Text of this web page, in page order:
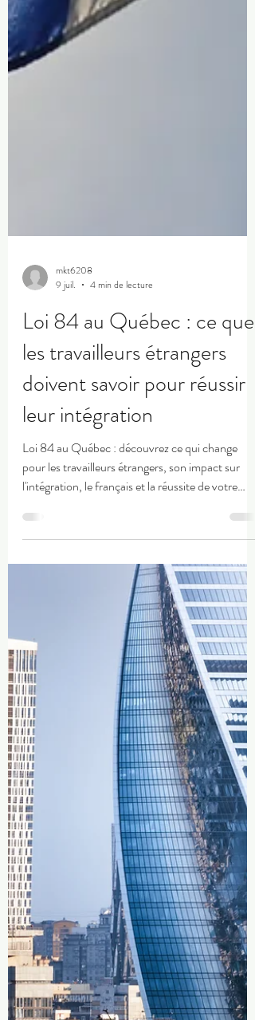
9 juil.
4 min de lecture
Loi 84 au Québec : ce que
les travailleurs étrangers
doivent savoir pour réussir
leur intégration
Loi 84 au Québec : découvrez ce qui change
projet d'immigration au Québec.